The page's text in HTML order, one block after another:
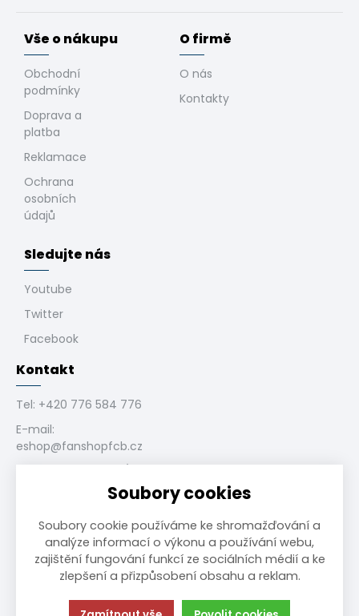
Kontakt
Tel: +420 776 584 776
E-mail:
eshop@fanshopfcb.cz
Vše o nákupu
Obchodní
podmínky
Doprava a
platba
Reklamace
Ochrana
osobních
údajů
O firmě
O nás
Kontakty
Sledujte nás
Youtube
Twitter
Facebook
Možnosti platby
Soubory cookies
Soubory cookie používáme ke shromažďování a
analýze informací o výkonu a používání webu,
zajištění fungování funkcí ze sociálních médií a ke
zlepšení a přizpůsobení obsahu a reklam.